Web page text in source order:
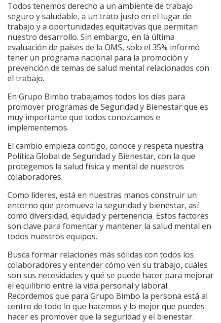
Todos tenemos derecho a un ambiente de trabajo
seguro y saludable, a un trato justo en el lugar de
trabajo y a oportunidades equitativas que permitan
nuestro desarrollo. Sin embargo, en la última
evaluación de países de la OMS, solo el 35% informó
tener un programa nacional para la promoción y
prevención de temas de salud mental relacionados con
el trabajo.
En Grupo Bimbo trabajamos todos los días para
promover programas de Seguridad y Bienestar que es
muy importante que todos conozcamos e
implementemos.
El cambio empieza contigo, conoce y respeta nuestra
Política Global de Seguridad y Bienestar, con la que
protegemos la salud física y mental de nuestros
colaboradores.
Como líderes, está en nuestras manos construir un
entorno que promueva la seguridad y bienestar, así
como diversidad, equidad y pertenencia. Estos factores
son clave para fomentar y mantener la salud mental en
todos nuestros equipos.
Busca formar relaciones más sólidas con todos los
colaboradores y entender cómo ven su trabajo, cuáles
son sus necesidades y qué se puede hacer para mejorar
el equilibrio entre la vida personal y laboral.
Recordemos que para Grupo Bimbo la persona está al
centro de todo lo que hacemos y lo mejor que puedes
hacer es promover que la seguridad y el bienestar.